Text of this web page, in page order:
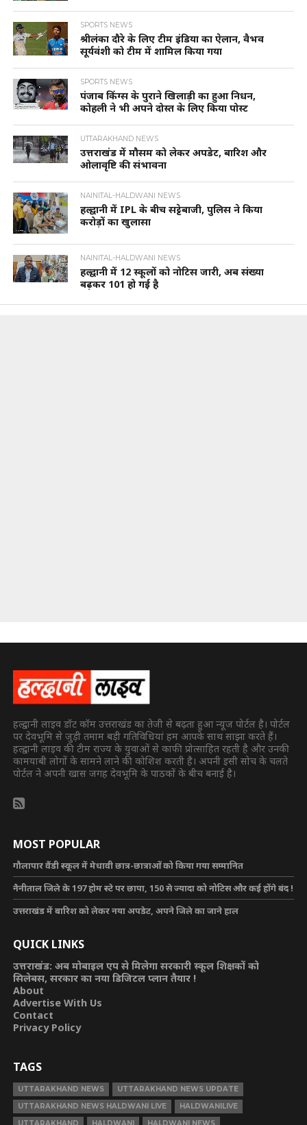
SPORTS NEWS
श्रीलंका दौरे के लिए टीम इंडिया का ऐलान, वैभव
सूर्यवंशी को टीम में शामिल किया गया
SPORTS NEWS
पंजाब किंग्स के पुराने खिलाड़ी का हुआ निधन,
कोहली ने भी अपने दोस्त के लिए किया पोस्ट
UTTARAKHAND NEWS
उत्तराखंड में मौसम को लेकर अपडेट, बारिश और
ओलावृष्टि की संभावना
NAINITAL-HALDWANI NEWS
हल्द्वानी में IPL के बीच सट्टेबाजी, पुलिस ने किया
करोड़ों का खुलासा
NAINITAL-HALDWANI NEWS
हल्द्वानी में 12 स्कूलों को नोटिस जारी, अब संख्या
बढ़कर 101 हो गई है
हल्द्वानी लाइव डॉट कॉम उत्तराखंड का तेजी से बढ़ता हुआ न्यूज पोर्टल है। पोर्टल
पर देवभूमि से जुड़ी तमाम बड़ी गतिविधियां हम आपके साथ साझा करते हैं।
हल्द्वानी लाइव की टीम राज्य के युवाओं से काफी प्रोत्साहित रहती है और उनकी
कामयाबी लोगों के सामने लाने की कोशिश करती है। अपनी इसी सोच के चलते
पोर्टल ने अपनी खास जगह देवभूमि के पाठकों के बीच बनाई है।
MOST POPULAR
गौलापार वैंडी स्कूल में मेधावी छात्र-छात्राओं को किया गया सम्मानित
नैनीताल जिले के 197 होम स्टे पर छापा, 150 से ज्यादा को नोटिस और कई होंगे बंद !
उत्तराखंड में बारिश को लेकर नया अपडेट, अपने जिले का जाने हाल
QUICK LINKS
उत्तराखंड: अब मोबाइल एप से मिलेगा सरकारी स्कूल शिक्षकों को
सिलेबस, सरकार का नया डिजिटल प्लान तैयार !
About
Advertise With Us
Contact
Privacy Policy
TAGS
UTTARAKHAND NEWS
UTTARAKHAND NEWS UPDATE
UTTARAKHAND NEWS HALDWANI LIVE
HALDWANILIVE
UTTARAKHAND
HALDWANI HALDWANI NEWS